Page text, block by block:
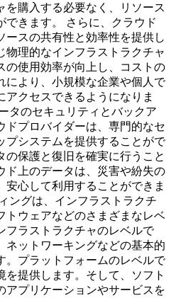
を購入する必要なく、リソース
できます。 さらに、クラウド
ースの共有性と効率性を提供し
物理的なインフラストラクチャ
の使用効率が向上し、コストの
により、小規模な企業や個人で
アクセスできるようになりま
タのセキュリティとバックア
ドプロバイダーは、専門的なセ
プシステムを提供することがで
の保護と復旧を確実に行うこと
ド上のデータは、災害や紛失の
安心して利用することができま
ングは、インフラストラクチ
トウェアなどのさまざまなレベ
フラストラクチャのレベルで
ネットワーキングなどの基本的
。プラットフォームのレベルで
を提供します。そして、ソフト
アプリケーションやサービスを